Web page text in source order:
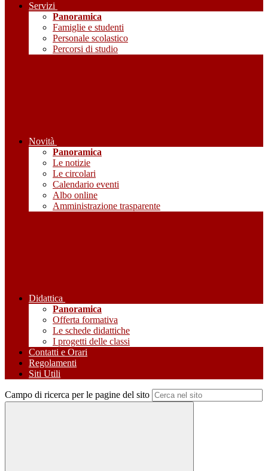
Servizi
Panoramica
Famiglie e studenti
Personale scolastico
Percorsi di studio
Novità
Panoramica
Le notizie
Le circolari
Calendario eventi
Albo online
Amministrazione trasparente
Didattica
Panoramica
Offerta formativa
Le schede didattiche
I progetti delle classi
Contatti e Orari
Regolamenti
Siti Utili
Campo di ricerca per le pagine del sito